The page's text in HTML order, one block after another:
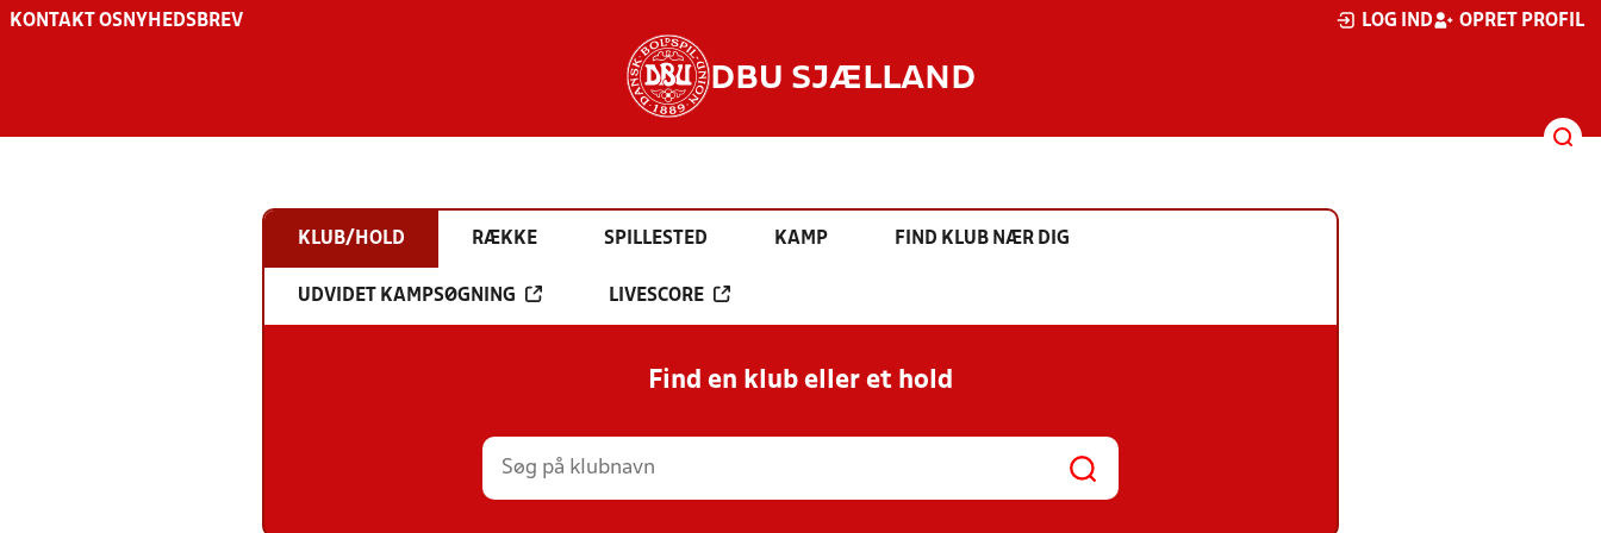
KONTAKT OS NYHEDSBREV LOG IND OPRET PROFIL
DBU SJÆLLAND
KLUB/HOLD RÆKKE SPILLESTED KAMP FIND KLUB NÆR DIG
UDVIDET KAMPSØGNING LIVESCORE
Find en klub eller et hold